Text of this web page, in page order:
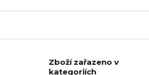
Zboží zařazeno v
kategoriích